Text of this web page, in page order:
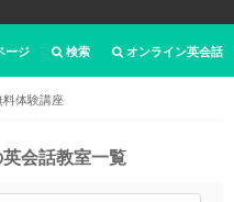
オンライン英会話
検索
ージ
料体験講座
会話教室一覧